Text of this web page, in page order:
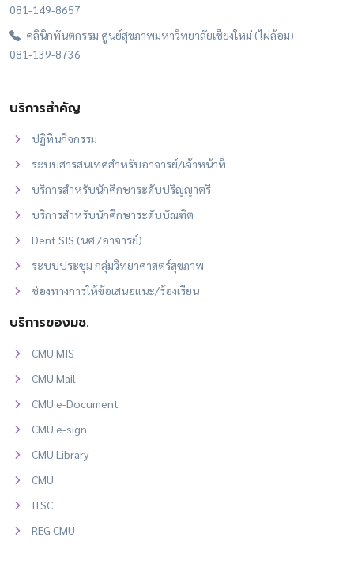
081-149-8657
คลินิกทันตกรรม ศูนย์สุขภาพมหาวิทยาลัยเชียงใหม่ (ไผ่ล้อม)
081-139-8736
บริการสำคัญ
ปฏิทินกิจกรรม
ระบบสารสนเทศสำหรับอาจารย์/เจ้าหน้าที่
บริการสำหรับนักศึกษาระดับปริญญาตรี
บริการสำหรับนักศึกษาระดับบัณฑิต
Dent SIS (นศ./อาจารย์)
ระบบประชุม กลุ่มวิทยาศาสตร์สุขภาพ
ช่องทางการให้ข้อเสนอแนะ/ร้องเรียน
บริการของมช.
CMU MIS
CMU Mail
CMU e-Document
CMU e-sign
CMU Library
CMU
ITSC
REG CMU